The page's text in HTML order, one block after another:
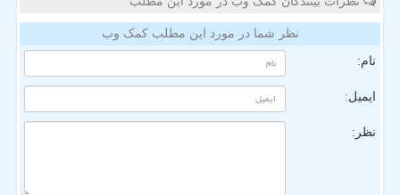
نظر شما در مورد این مطلب کمک وب
نام:
ایمیل:
نظر: